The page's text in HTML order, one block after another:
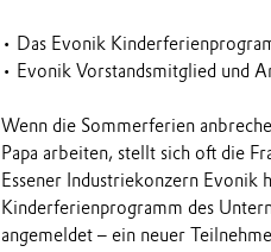
• Das Evonik
• Evonik Vorstandsmitglied und
Wenn die Sommerferien
Papa arbeiten, stellt sich oft die
Essener Industriekonzern
Kinderferienprogramm des
angemeldet – ein neuer